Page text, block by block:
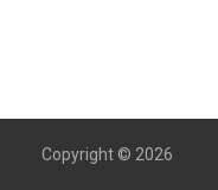
Copyright © 2026